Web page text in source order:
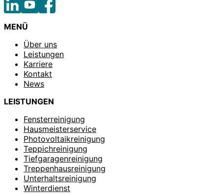
MENÜ
Über uns
Leistungen
Karriere
Kontakt
News
LEISTUNGEN
Fensterreinigung
Hausmeisterservice
Photovoltaikreinigung
Teppichreinigung
Tiefgaragenreinigung
Treppenhausreinigung
Unterhaltsreinigung
Winterdienst